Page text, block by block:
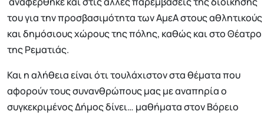
του για την προσβασιμότητα των ΑμεΑ στους αθλητικούς
και δημόσιους χώρους της πόλης, καθώς και στο Θέατρο
της Ρεματιάς.
Και η αλήθεια είναι ότι τουλάχιστον στα θέματα που
αφορούν τους συνανθρώπους μας με αναπηρία ο
συγκεκριμένος Δήμος δίνει… μαθήματα στον Βόρειο